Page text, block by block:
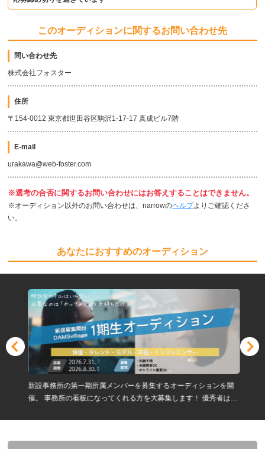
このオーディションに関するお問い合わせ先
問い合わせ先
株式会社フォスター
住所
〒154-0012 東京都世田谷区駒沢1-17-17 真成ビル7階
E-mail
urakawa@web-foster.com
※選考の合否に関するお問い合わせにはお答えすることはできません。
※オーディション以外のお問い合わせは、narrowのヘルプよりご確認くださ
い。
あなたにおすすめのオーディション
新設事務所の第一期所属メンバーを募集するオーディションを開
催。 事務所の看板になってくれる方を大募集します！ 優秀者は育